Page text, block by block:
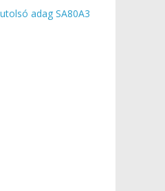
adag SA80A3